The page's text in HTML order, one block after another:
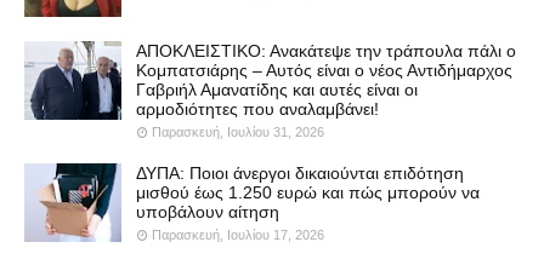
ΑΠΟΚΛΕΙΣΤΙΚΟ: Ανακάτεψε την τράπουλα πάλι ο
Κομπατσιάρης – Αυτός είναι ο νέος Αντιδήμαρχος
Γαβριήλ Αμανατίδης και αυτές είναι οι
αρμοδιότητες που αναλαμβάνει!
Παρασκευή, Ιουλίου 31, 2026
ΔΥΠΑ: Ποιοι άνεργοι δικαιούνται επιδότηση
μισθού έως 1.250 ευρώ και πώς μπορούν να
υποβάλουν αίτηση
Παρασκευή, Ιουλίου 17, 2026